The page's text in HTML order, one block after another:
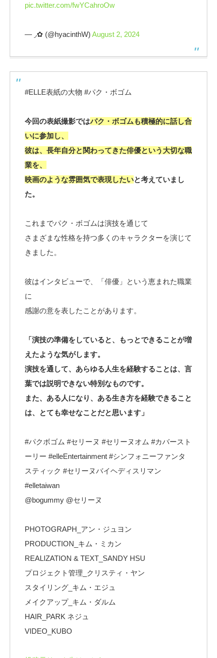
pic.twitter.com/fwYCahroOw
— ◞✿ (@hyacinthW) August 2, 2024
#ELLE表紙の大物 #パク・ボゴム
今回の表紙撮影ではパク・ボゴムも積極的に話し合
いに参加し、
彼は、長年自分と関わってきた俳優という大切な職
業を、
映画のような雰囲気で表現したいと考えていまし
た。
これまでパク・ボゴムは演技を通じて
さまざまな性格を持つ多くのキャラクターを演じて
きました。
彼はインタビューで、「俳優」という恵まれた職業
に
感謝の意を表したことがあります。
「演技の準備をしていると、もっとできることが増
えたような気がします。
演技を通して、あらゆる人生を経験することは、言
葉では説明できない特別なものです。
また、ある人になり、ある生き方を経験できること
は、とても幸せなことだと思います」
#パクボゴム #セリーヌ #セリーヌオム #カバースト
ーリー #elleEntertainment #シンフォニーファンタ
スティック #セリーヌバイヘディスリマン
#elletaiwan
@bogummy @セリーヌ
PHOTOGRAPH_アン・ジュヨン
PRODUCTION_キム・ミカン
REALIZATION & TEXT_SANDY HSU
プロジェクト管理_クリスティ・ヤン
スタイリング_キム・エジュ
メイクアップ_キム・ダルム
HAIR_PARK ネジュ
VIDEO_KUBO